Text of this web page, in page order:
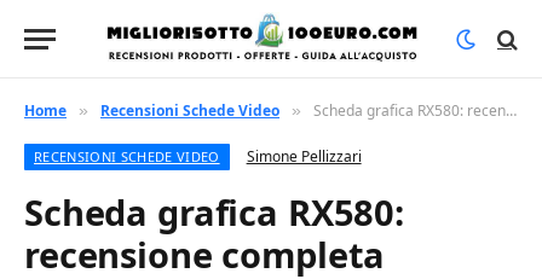
Home » Recensioni Schede Video » Scheda grafica RX580: recensione completa
RECENSIONI SCHEDE VIDEO Simone Pellizzari
Scheda grafica RX580:
recensione completa